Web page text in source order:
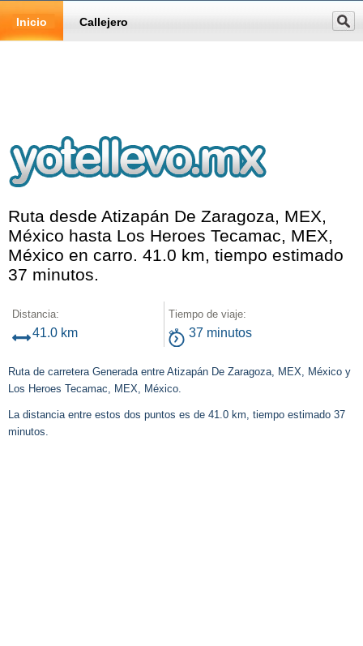
Inicio Callejero
Ruta desde Atizapán De Zaragoza, MEX,
México hasta Los Heroes Tecamac, MEX,
México en carro. 41.0 km, tiempo estimado
37 minutos.
Distancia:
41.0 km
Tiempo de viaje:
37 minutos
Ruta de carretera Generada entre Atizapán De Zaragoza, MEX, México y
Los Heroes Tecamac, MEX, México.
La distancia entre estos dos puntos es de 41.0 km, tiempo estimado 37
minutos.